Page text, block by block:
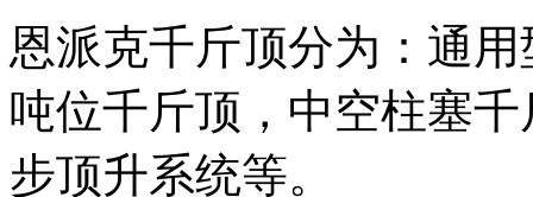
恩派克千斤顶分为：通
吨位千斤顶，中空柱塞
步顶升系统等。